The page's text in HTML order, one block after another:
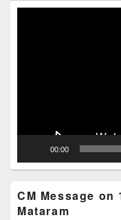
00:00
CM Message on
Mataram